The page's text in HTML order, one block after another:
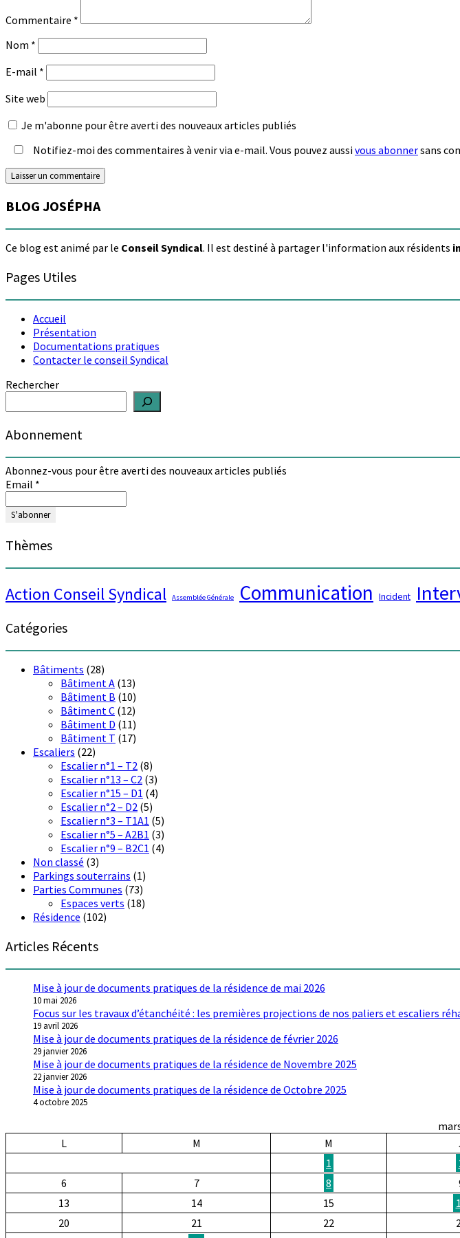
Commentaire *
Nom *
E-mail *
Site web
Je m'abonne pour être averti des nouveaux articles publiés
Notifiez-moi des commentaires à venir via e-mail. Vous pouvez aussivous abonnersans
BLOG JOSÉPHA
Ce blog est animé par le Conseil Syndical. Il est destiné à partager l'information aux résidents
Pages Utiles
Accueil
Présentation
Documentations pratiques
Contacter le conseil Syndical
Rechercher
Abonnement
Abonnez-vous pour être averti des nouveaux articles publiés
Email *
Thèmes
Action Conseil Syndical Assemblée Générale Communication Incident
Catégories
Bâtiments (28)
Bâtiment A (13)
Bâtiment B (10)
Bâtiment C (12)
Bâtiment D (11)
Bâtiment T (17)
Escaliers (22)
Escalier n°1 – T2 (8)
Escalier n°13 – C2 (3)
Escalier n°15 – D1 (4)
Escalier n°2 – D2 (5)
Escalier n°3 – T1A1 (5)
Escalier n°5 – A2B1 (3)
Escalier n°9 – B2C1 (4)
Non classé (3)
Parkings souterrains (1)
Parties Communes (73)
Espaces verts (18)
Résidence (102)
Articles Récents
Mise à jour de documents pratiques de la résidence de mai 2026
10 mai 2026
Focus sur les travaux d’étanchéité : les premières projections de nos paliers et escaliers
19 avril 2026
Mise à jour de documents pratiques de la résidence de février 2026
29 janvier 2026
Mise à jour de documents pratiques de la résidence de Novembre 2025
22 janvier 2026
Mise à jour de documents pratiques de la résidence de Octobre 2025
4 octobre 2025
L
M M
1
6
7 8
13
14 15
20
21 22